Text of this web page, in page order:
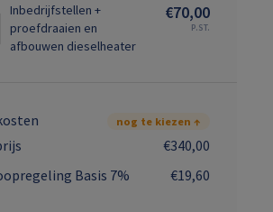
Inbedrijfstellen +
proefdraaien en
afbouwen dieselheater
€70,00
P.ST.
nog te kiezen ↑
€340,00
Basis 7%
€19,60